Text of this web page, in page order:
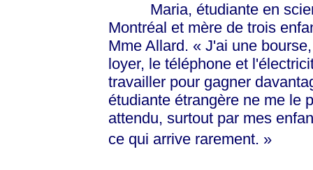
Maria, étudiante en
Montréal et mère de trois
Mme Allard. « J'ai une
loyer, le téléphone et
travailler pour gagner
étudiante étrangère ne me le
attendu, surtout par mes
ce qui arrive rarement. »